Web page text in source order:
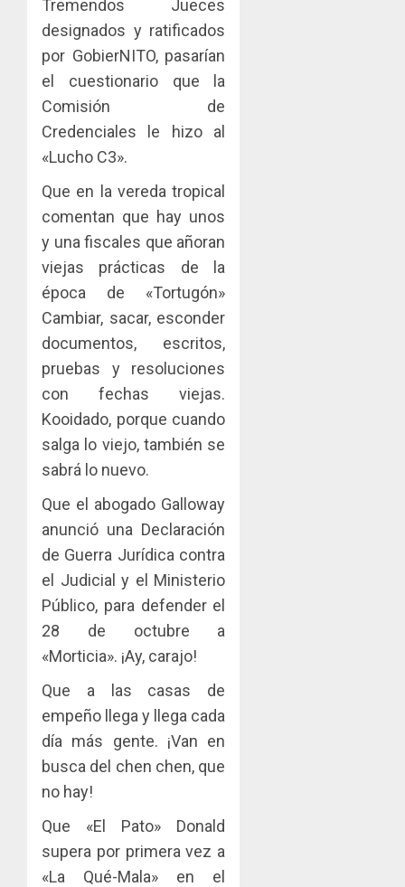
Tremendos Jueces
designados y ratificados
por GobierNITO, pasarían
el cuestionario que la
Comisión de
Credenciales le hizo al
«Lucho C3».
Que en la vereda tropical
comentan que hay unos
y una fiscales que añoran
viejas prácticas de la
época de «Tortugón»
Cambiar, sacar, esconder
documentos, escritos,
pruebas y resoluciones
con fechas viejas.
Kooidado, porque cuando
salga lo viejo, también se
sabrá lo nuevo.
Que el abogado Galloway
anunció una Declaración
de Guerra Jurídica contra
el Judicial y el Ministerio
Público, para defender el
28 de octubre a
«Morticia». ¡Ay, carajo!
Que a las casas de
empeño llega y llega cada
día más gente. ¡Van en
busca del chen chen, que
no hay!
Que «El Pato» Donald
supera por primera vez a
«La Qué-Mala» en el